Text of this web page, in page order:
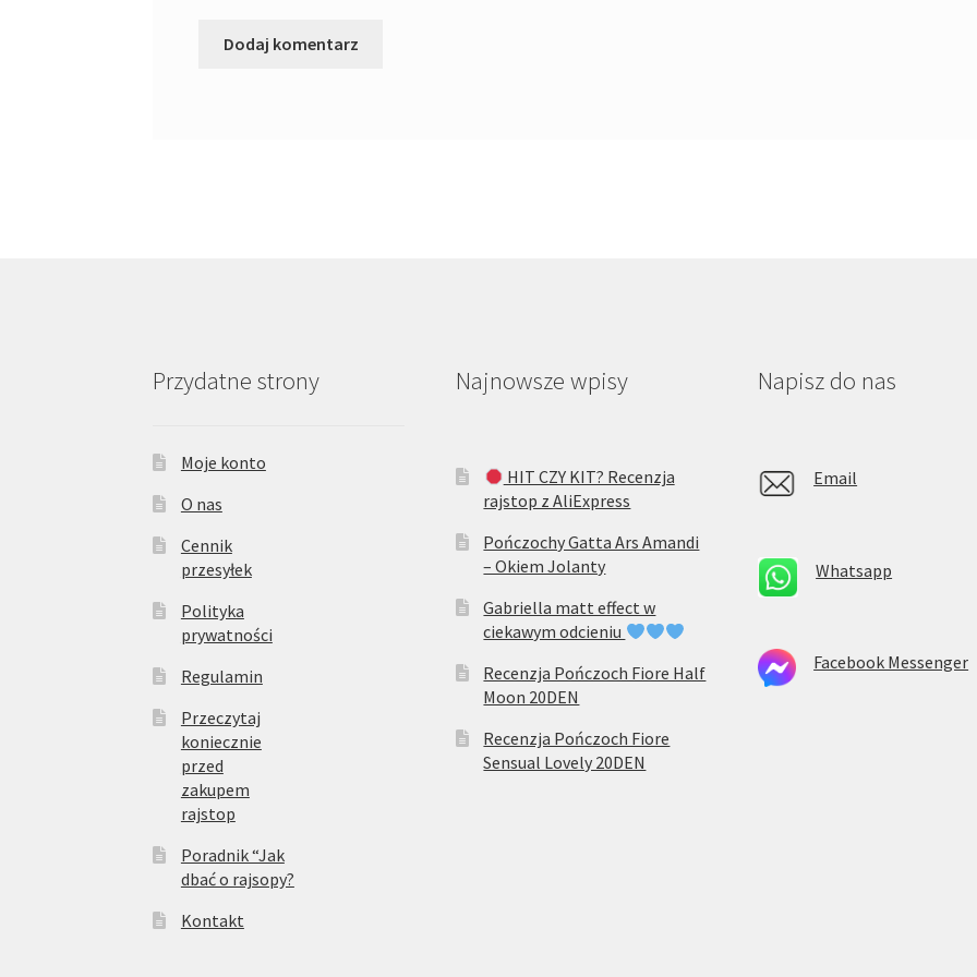
Przydatne strony
Moje konto
O nas
Cennik
przesyłek
Polityka
prywatności
Regulamin
Przeczytaj
koniecznie
przed
zakupem
rajstop
Poradnik “Jak
dbać o rajsopy?
Kontakt
Najnowsze wpisy
HIT CZY KIT? Recenzja
rajstop z AliExpress
Pończochy Gatta Ars Amandi
– Okiem Jolanty
Gabriella matt effect w
ciekawym odcieniu
Recenzja Pończoch Fiore Half
Moon 20DEN
Recenzja Pończoch Fiore
Sensual Lovely 20DEN
Napisz do nas
Email
Whatsapp
Facebook Messenger